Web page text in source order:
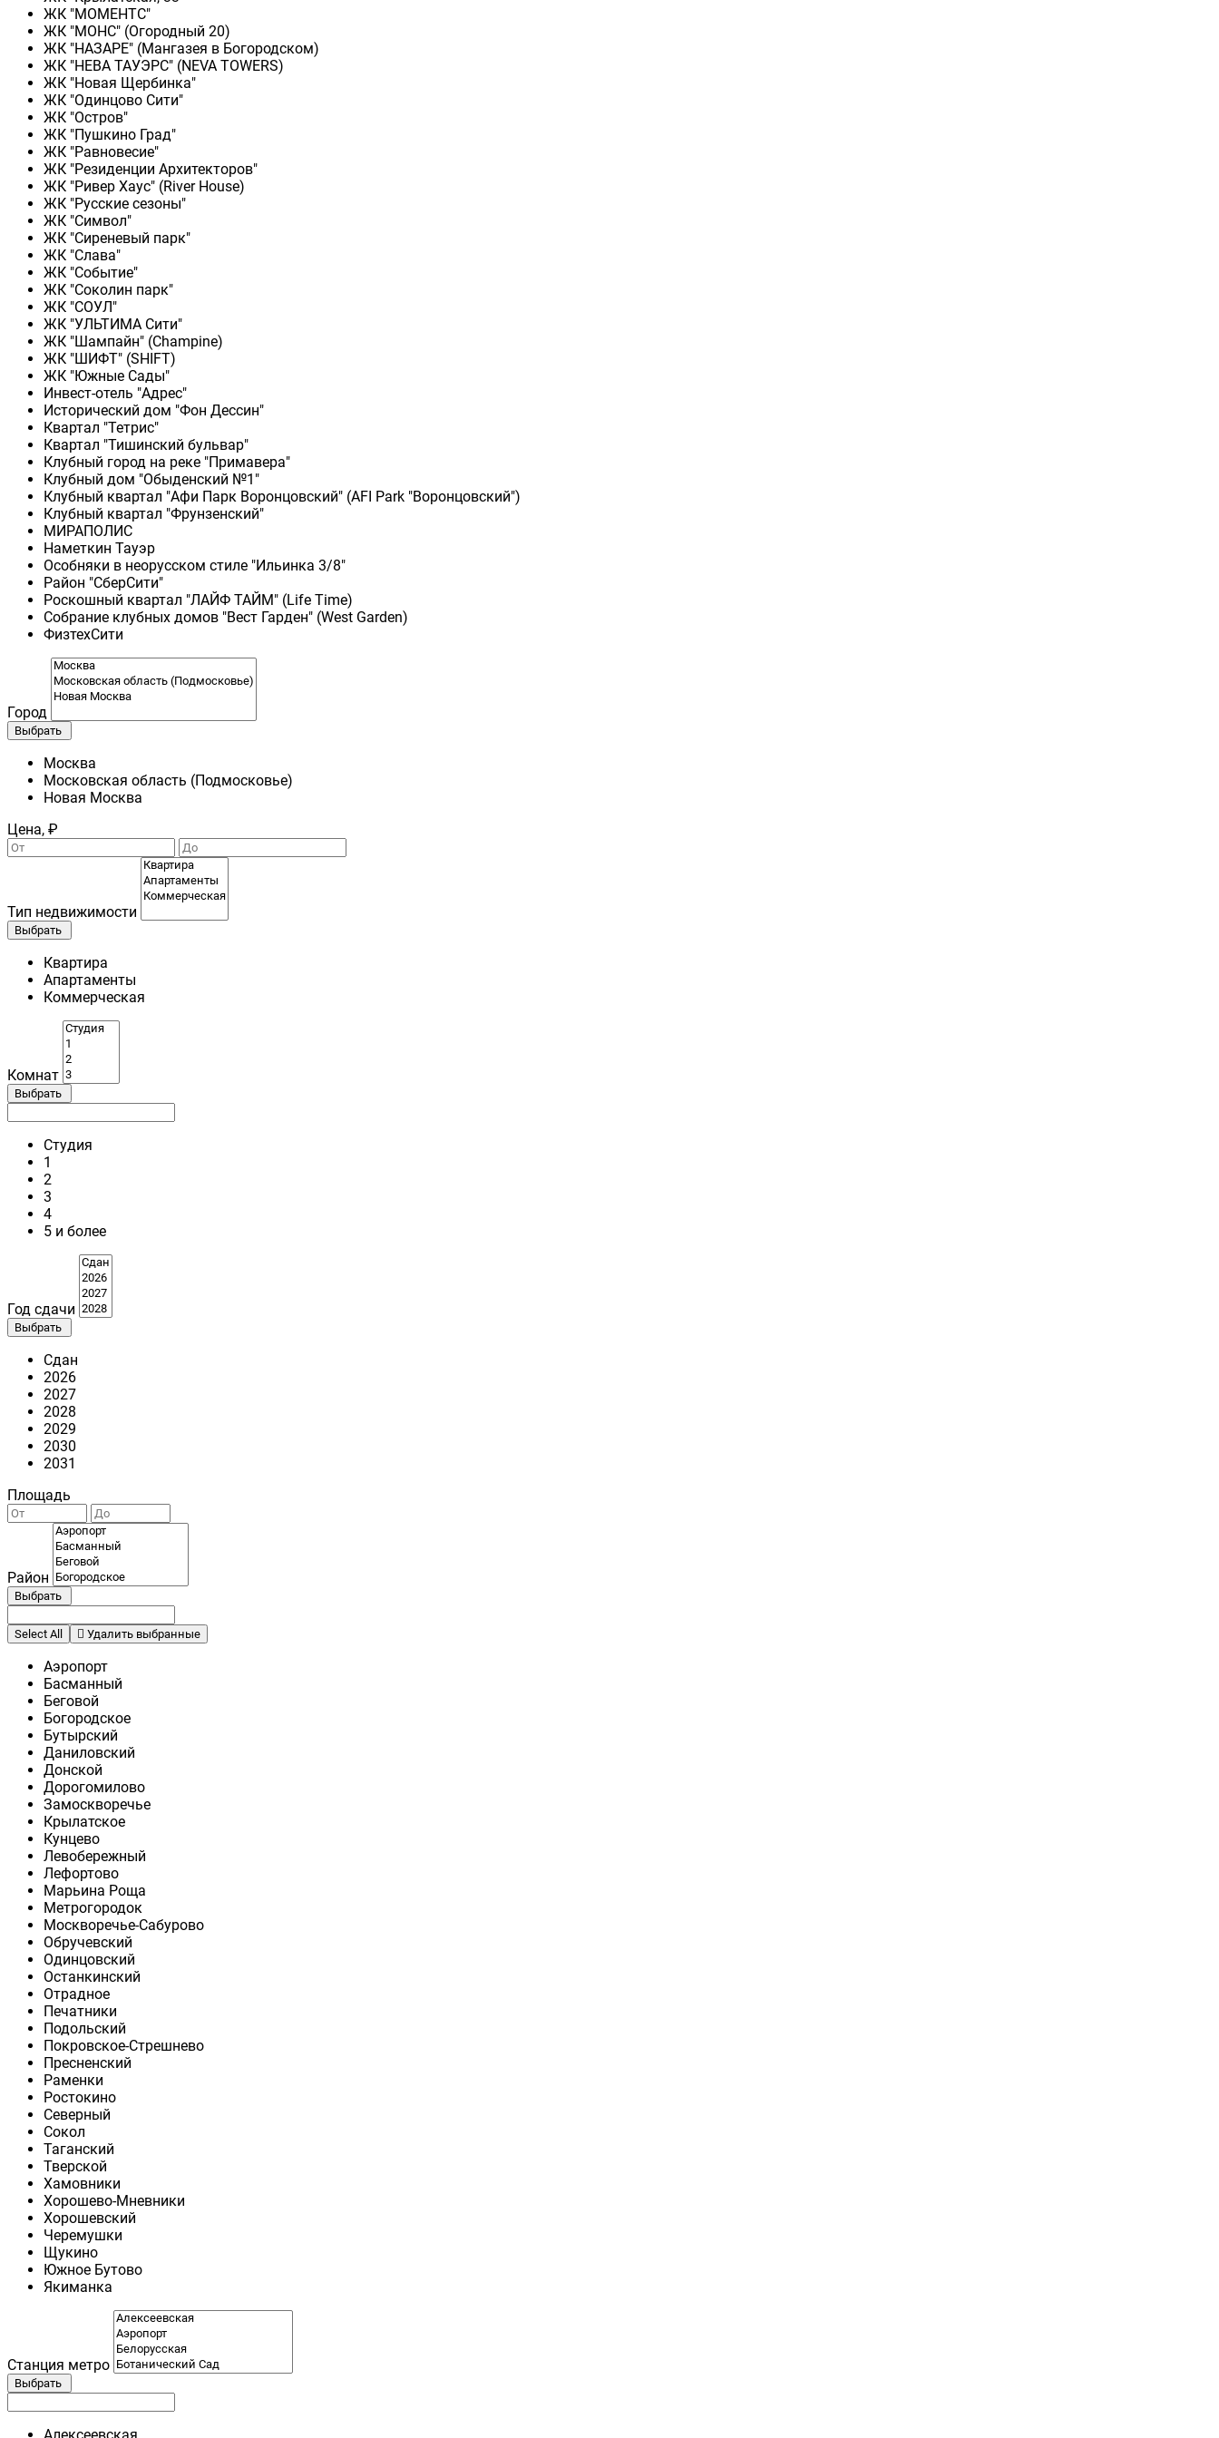
ЖК "МОМЕНТС"
ЖК "МОНС" (Огородный 20)
ЖК "НАЗАРЕ" (Мангазея в Богородском)
ЖК "НЕВА ТАУЭРС" (NEVA TOWERS)
ЖК "Новая Щербинка"
ЖК "Одинцово Сити"
ЖК "Остров"
ЖК "Пушкино Град"
ЖК "Равновесие"
ЖК "Резиденции Архитекторов"
ЖК "Ривер Хаус" (River Нouse)
ЖК "Русские сезоны"
ЖК "Символ"
ЖК "Сиреневый парк"
ЖК "Слава"
ЖК "Событие"
ЖК "Соколин парк"
ЖК "СОУЛ"
ЖК "УЛЬТИМА Сити"
ЖК "Шампайн" (Champine)
ЖК "ШИФТ" (SHIFT)
ЖК "Южные Сады"
Инвест-отель "Адрес"
Исторический дом "Фон Дессин"
Квартал "Тетрис"
Квартал "Тишинский бульвар"
Клубный город на реке "Примавера"
Клубный дом "Обыденский №1"
Клубный квартал "Афи Парк Воронцовский" (AFI Park "Воронцовский")
Клубный квартал "Фрунзенский"
МИРАПОЛИС
Наметкин Тауэр
Особняки в неорусском стиле "Ильинка 3/8"
Район "СберСити"
Роскошный квартал "ЛАЙФ ТАЙМ" (Life Time)
Собрание клубных домов "Вест Гарден" (West Garden)
ФизтехСити
Город
Выбрать
Москва
Московская область (Подмосковье)
Новая Москва
Цена, ₽
Тип недвижимости
Выбрать
Квартира
Апартаменты
Коммерческая
Комнат
Выбрать
Студия
1
2
3
4
5 и более
Год сдачи
Выбрать
Сдан
2026
2027
2028
2029
2030
2031
Площадь
Район
Выбрать
Select All Удалить выбранные
Аэропорт
Басманный
Беговой
Богородское
Бутырский
Даниловский
Донской
Дорогомилово
Замоскворечье
Крылатское
Кунцево
Левобережный
Лефортово
Марьина Роща
Метрогородок
Москворечье-Сабурово
Обручевский
Одинцовский
Останкинский
Отрадное
Печатники
Подольский
Покровское-Стрешнево
Пресненский
Раменки
Ростокино
Северный
Сокол
Таганский
Тверской
Хамовники
Хорошево-Мневники
Хорошевский
Черемушки
Щукино
Южное Бутово
Якиманка
Станция метро
Выбрать